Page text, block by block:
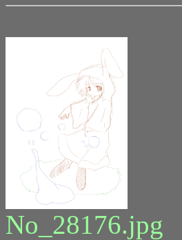
No_28176.jpg